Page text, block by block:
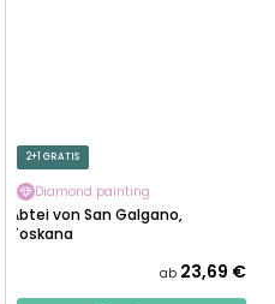
2+1 GRATIS
Diamond painting
Abtei von San Galgano,
Toskana
ab 23,69 €